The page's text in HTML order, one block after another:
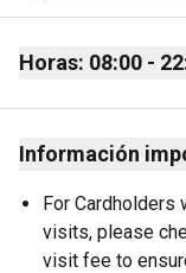
Horas: 08:00 -
Monday
Tuesday
Wednesday
Thursday
Información
For Cardholders
visits, please
visit fee to